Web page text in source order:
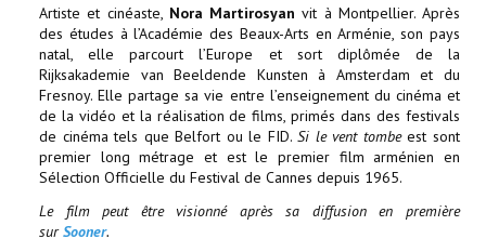
Artiste et cinéaste, Nora Martirosyanvit à Montpellier. Après
des études à l’Académie des Beaux-Arts en Arménie, son pays
natal, elle parcourt l’Europe et sort diplômée de la
Rijksakademie van Beeldende Kunsten à Amsterdam et du
Fresnoy. Elle partage sa vie entre l’enseignement du cinéma et
de la vidéo et la réalisation de films, primés dans des festivals
de cinéma tels que Belfort ou le FID.Si le vent tombeest sont
premier long métrage et est le premier film arménien en
Sélection Officielle du Festival de Cannes depuis 1965.
Le film peut être visionné après sa diffusion en première
sur Sooner.